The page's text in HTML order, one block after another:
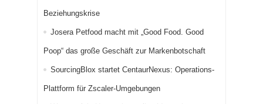
Beziehungskrise
Josera Petfood macht mit „Good Food. Good
Poop“ das große Geschäft zur Markenbotschaft
SourcingBlox startet CentaurNexus: Operations-
Plattform für Zscaler-Umgebungen